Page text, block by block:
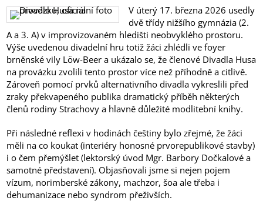
V úterý 17. března 2026 usedly
dvě třídy nižšího gymnázia (2.
A a 3. A) v improvizovaném hledišti neobvyklého prostoru.
Výše uvedenou divadelní hru totiž žáci zhlédli ve foyer
brněnské vily Löw-Beer a ukázalo se, že členové Divadla Husa
na provázku zvolili tento prostor více než příhodně a citlivě.
Zároveň pomocí prvků alternativního divadla vykreslili před
zraky překvapeného publika dramatický příběh některých
členů rodiny Strachovy a hlavně důležité modlitební knihy.
Při následné reflexi v hodinách češtiny bylo zřejmé, že žáci
měli na co koukat (interiéry honosné prvorepublikové stavby)
i o čem přemýšlet (lektorský úvod Mgr. Barbory Dočkalové a
samotné představení). Objasňovali jsme si nejen pojem
vízum, norimberské zákony, machzor, šoa ale třeba i
dehumanizace nebo syndrom přeživších.